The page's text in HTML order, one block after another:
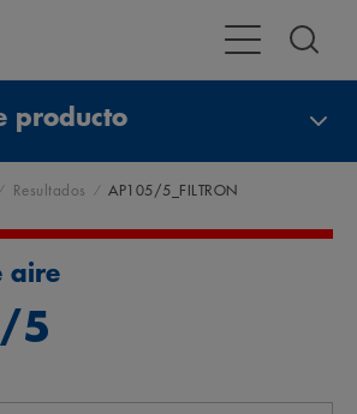
Alternar
producto
Resultados AP105/5_FILTRON
aire
5